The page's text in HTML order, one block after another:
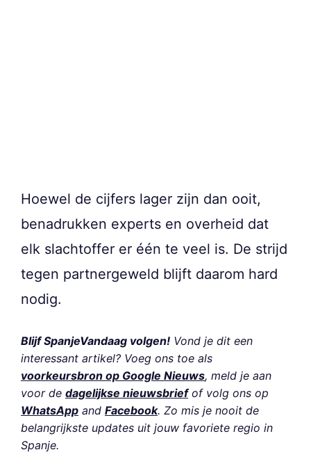
Hoewel de cijfers lager zijn dan ooit,
benadrukken experts en overheid dat
elk slachtoffer er één te veel is. De strijd
tegen partnergeweld blijft daarom hard
nodig.
Blijf SpanjeVandaag volgen! Vond je dit een
interessant artikel? Voeg ons toe als
voorkeursbron op Google Nieuws, meld je aan
voor de dagelijkse nieuwsbriefof volg ons op
WhatsApp and Facebook. Zo mis je nooit de
belangrijkste updates uit jouw favoriete regio in
Spanje.